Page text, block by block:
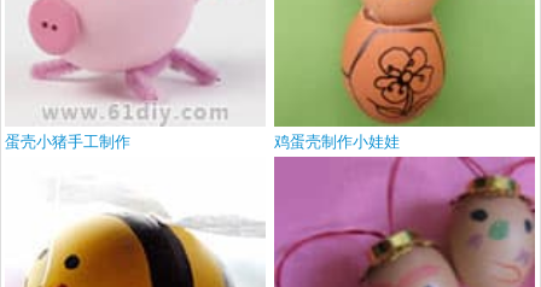
蛋壳小猪手工制作 鸡蛋壳制作小娃娃